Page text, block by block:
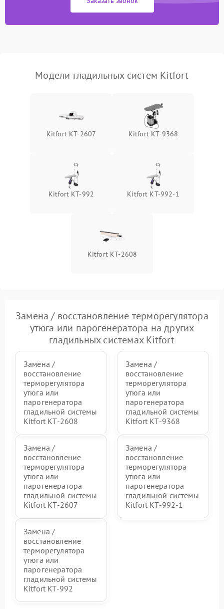
Поломка сетевого шнура 500 ₽ Подробнее →
Неисправность системы
температуры
1500 ₽ Подробнее →
Подробнее →
Неисправность блока
1500 ₽ Подробнее →
Неисправность
индикаторов (дисплея)
2000 ₽ Подробнее →
Модели гладильных систем Kitfort
Kitfort КТ-2607 Kitfort КТ-9368
Kitfort KT-992 Kitfort КТ-992-1
Kitfort КТ-2608
Замена / восстановление терморегулятора
утюга или парогенератора на других
гладильных системах Kitfort
Замена /
восстановление
терморегулятора
утюга или
парогенератора
гладильной системы
Kitfort КТ-2608
Замена /
восстановление
терморегулятора
утюга или
парогенератора
гладильной системы
Kitfort КТ-9368
Замена /
восстановление
терморегулятора
утюга или
парогенератора
гладильной системы
Kitfort КТ-2607
Замена /
восстановление
терморегулятора
утюга или
парогенератора
гладильной системы
Kitfort КТ-992-1
Замена /
восстановление
терморегулятора
утюга или
парогенератора
гладильной системы
Kitfort KT-992